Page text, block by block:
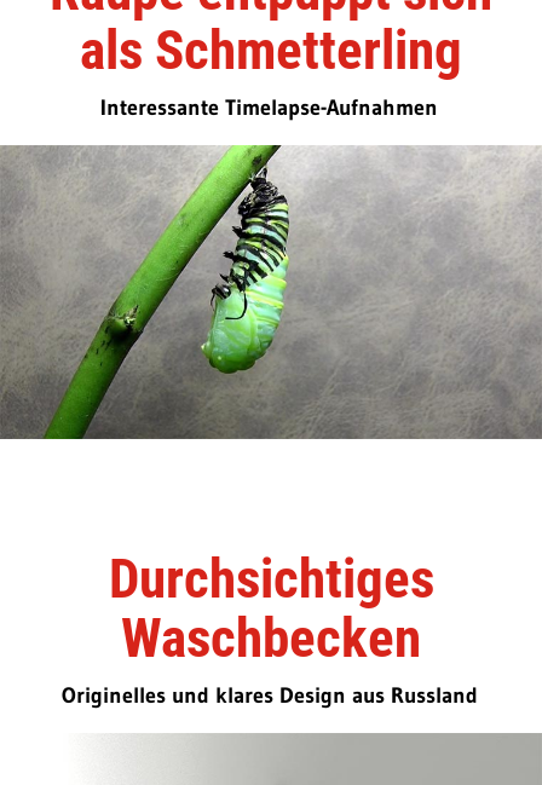
als Schmetterling
Interessante Timelapse-Aufnahmen
Durchsichtiges
Waschbecken
Originelles und klares Design aus Russland